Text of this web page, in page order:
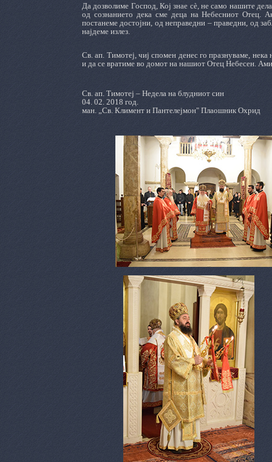
Да дозволиме Господ, Кој знае сè, не само нашите
од сознанието дека сме деца на Небесниот Отец.
постанеме достојни, од неправедни – праведни, од
најдеме излез.
Св. ап. Тимотеј, чиј спомен денес го празнуваме,
и да се вратиме во домот на нашиот Отец Небесен.
Св. ап. Тимотеј – Недела на блудниот син
04. 02. 2018 год.
ман. „Св. Климент и Пантелејмон" Плаошник Охрид